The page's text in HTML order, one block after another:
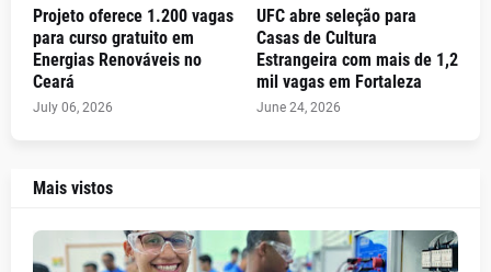
Projeto oferece 1.200 vagas
para curso gratuito em
Energias Renováveis no
Ceará
July 06, 2026
UFC abre seleção para
Casas de Cultura
Estrangeira com mais de 1,2
mil vagas em Fortaleza
June 24, 2026
Mais vistos